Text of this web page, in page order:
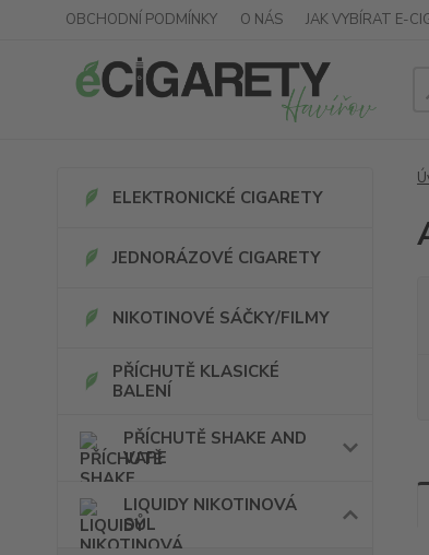
OBCHODNÍ PODMÍNKY O NÁS JAK VYBÍRAT E-
ELEKTRONICKÉ CIGARETY
JEDNORÁZOVÉ CIGARETY
NIKOTINOVÉ SÁČKY/FILMY
PŘÍCHUTĚ KLASICKÉ
BALENÍ
PŘÍCHUTĚ SHAKE AND
VAPE
LIQUIDY NIKOTINOVÁ
SŮL